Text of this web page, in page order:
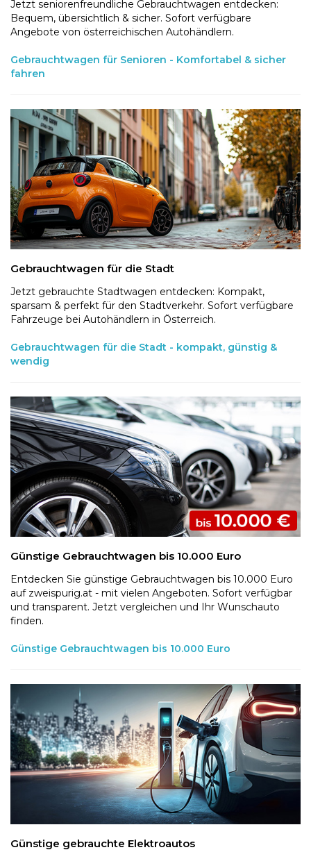
Jetzt seniorenfreundliche Gebrauchtwagen entdecken:
Bequem, übersichtlich & sicher. Sofort verfügbare
Angebote von österreichischen Autohändlern.
Gebrauchtwagen für Senioren - Komfortabel & sicher
fahren
Gebrauchtwagen für die Stadt
Jetzt gebrauchte Stadtwagen entdecken: Kompakt,
sparsam & perfekt für den Stadtverkehr. Sofort verfügbare
Fahrzeuge bei Autohändlern in Österreich.
Gebrauchtwagen für die Stadt - kompakt, günstig &
wendig
Günstige Gebrauchtwagen bis 10.000 Euro
Entdecken Sie günstige Gebrauchtwagen bis 10.000 Euro
auf zweispurig.at - mit vielen Angeboten. Sofort verfügbar
und transparent. Jetzt vergleichen und Ihr Wunschauto
finden.
Günstige Gebrauchtwagen bis 10.000 Euro
Günstige gebrauchte Elektroautos